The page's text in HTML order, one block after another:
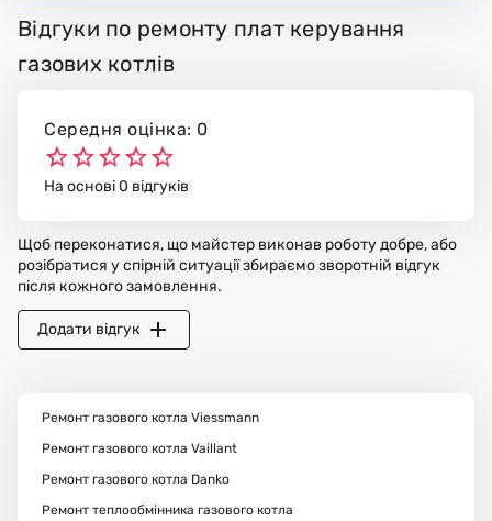
Відгуки по ремонту плат керування
газових котлів
Середня оцінка: 0
На основі 0 відгуків
Щоб переконатися, що майстер виконав роботу добре, або
розібратися у спірній ситуації збираємо зворотній відгук
після кожного замовлення.
Додати відгук
Ремонт газового котла Viessmann
Ремонт газового котла Vaillant
Ремонт газового котла Danko
Ремонт теплообмінника газового котла